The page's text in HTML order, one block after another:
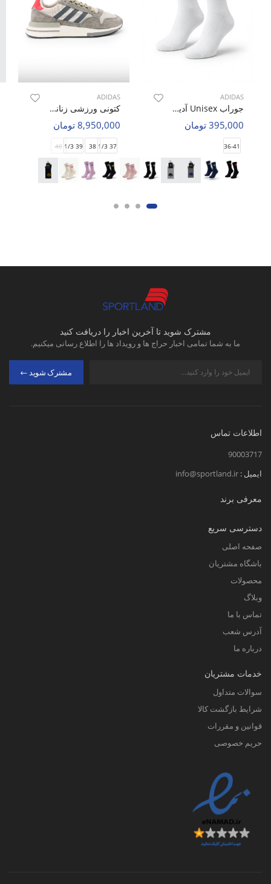
ADIDAS
جوراب Unisex آدیداس Adidas Snug U
395,000 تومان
36-41
ADIDAS
کتونی ورزشی زنانه آدیداس Adidas Adidas 500 W
8,950,000 تومان
37 1/3
38
39 1/3
40
مشترک شوید تا آخرین اخبار را دریافت کنید
ما به شما تمامی اخبار حراج ها و رویداد ها را اطلاع رسانی میکنیم.
مشترک شوید
اطلاعات تماس
90003717
ایمیل : info@sportland.ir
معرفی برند
دسترسی سریع
صفحه اصلی
باشگاه مشتریان
محصولات
وبلاگ
تماس با ما
آدرس شعب
درباره ما
خدمات مشتریان
سوالات متداول
شرایط بازگشت کالا
قوانین و مقررات
حریم خصوصی